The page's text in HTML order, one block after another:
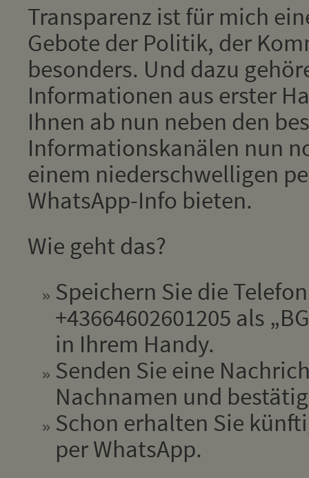
Transparenz ist für mich
Gebote der Politik, der
besonders. Und dazu
Informationen aus erster
Ihnen ab nun neben den
Informationskanälen nun
einem niederschwelligen
WhatsApp-Info bieten.
Wie geht das?
Speichern Sie die
+43664602601205 als
in Ihrem Handy.
Senden Sie eine
Nachnamen und
Schon erhalten Sie
per WhatsApp.